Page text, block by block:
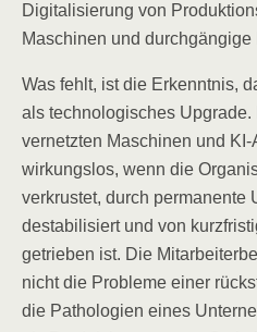
Digitalisierung von
Maschinen und durchgängige
Was fehlt, ist die Erkenntnis,
als technologisches Upgrade.
vernetzten Maschinen und
wirkungslos, wenn die
verkrustet, durch permanente
destabilisiert und von
getrieben ist. Die
nicht die Probleme einer
die Pathologien eines